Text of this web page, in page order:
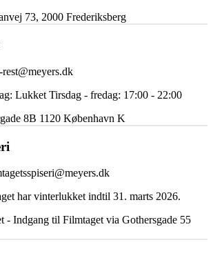
73, 2000 Frederiksberg
8B 1120 København K
Lukket Tirsdag - fredag: 17:00 - 22:00
rest@meyers.dk
- Indgang til Filmtaget via Gothersgade 55
har vinterlukket indtil 31. marts 2026.